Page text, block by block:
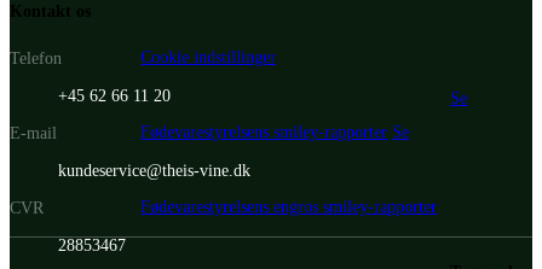
Kontakt os
Telefon
+45 62 66 11 20
E-mail
kundeservice@theis-vine.dk
CVR
28853467
Cookie indstillinger
Se
Fødevarestyrelsens smiley-rapporter Se
Fødevarestyrelsens engros smiley-rapporter